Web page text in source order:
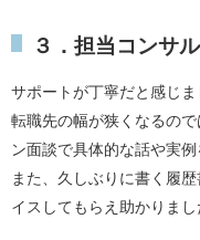
３．担当コンサ
サポートが丁寧だと感じま
転職先の幅が狭くなるの
ン面談で具体的な話や実
また、久しぶりに書く履
イスしてもらえ助かりまし